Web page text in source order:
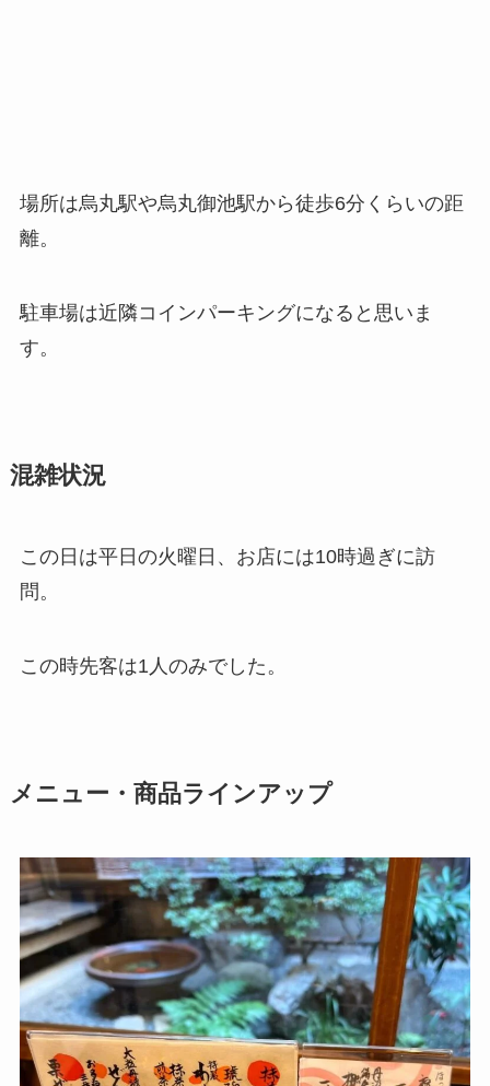
場所は烏丸駅や烏丸御池駅から徒歩6分くらいの距
離。
駐車場は近隣コインパーキングになると思いま
す。
混雑状況
この日は平日の火曜日、お店には10時過ぎに訪
問。
この時先客は1人のみでした。
メニュー・商品ラインアップ